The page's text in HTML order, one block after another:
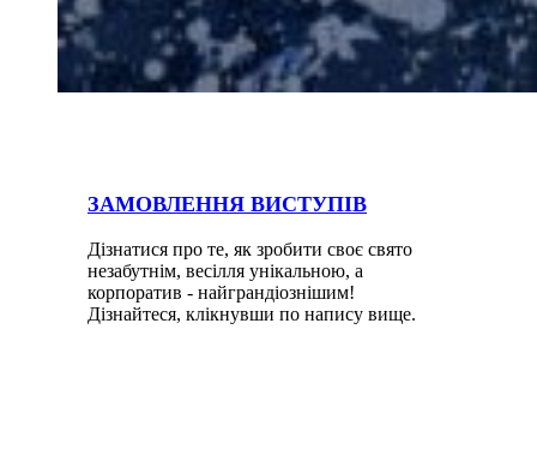
ЗАМОВЛЕННЯ ВИСТУПІВ
Дізнатися про те, як зробити своє свято
незабутнім, весілля унікальною, а
корпоратив - найграндіознішим!
Дізнайтеся, клікнувши по напису вище.